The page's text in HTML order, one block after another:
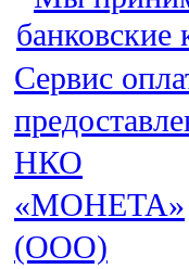
Сервис
НКО
«МОНЕТА»
(ООО)